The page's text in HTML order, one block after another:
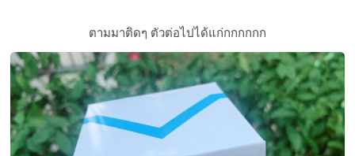
ตามมาติดๆ ตัวต่อไปได้แก่กกกกกก